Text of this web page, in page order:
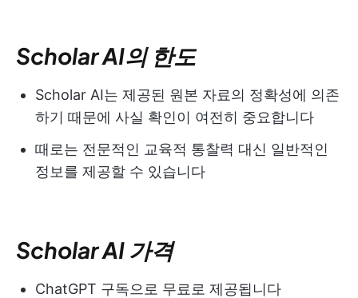
Scholar AI의 한도
Scholar AI는 제공된 원본 자료의 정확성에 의존
하기 때문에 사실 확인이 여전히 중요합니다
때로는 전문적인 교육적 통찰력 대신 일반적인
정보를 제공할 수 있습니다
Scholar AI 가격
ChatGPT 구독으로 무료로 제공됩니다